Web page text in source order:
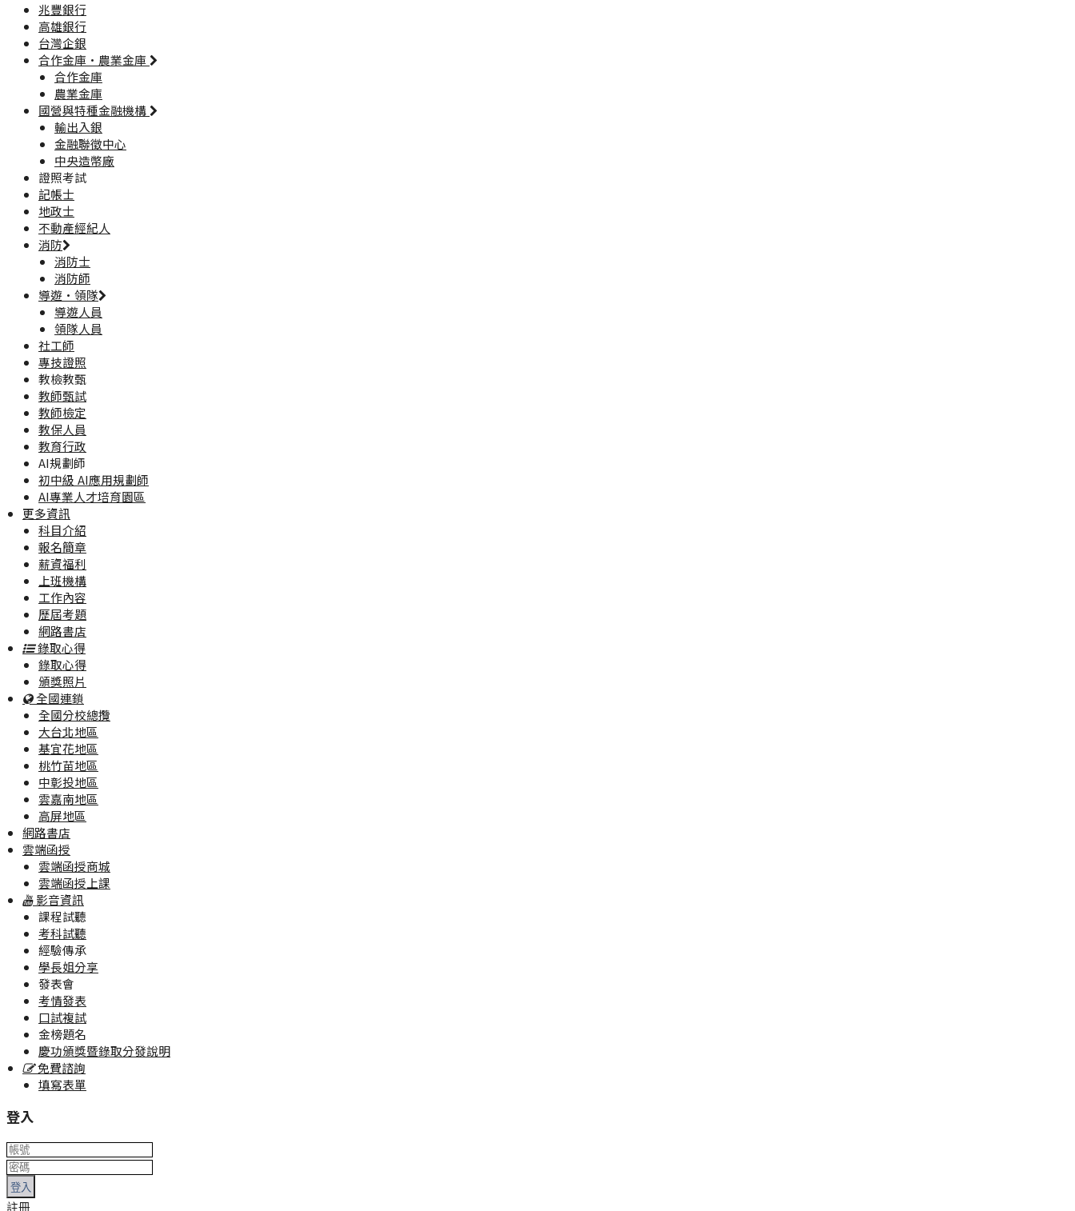
兆豐銀行
高雄銀行
台灣企銀
合作金庫·農業金庫
合作金庫
農業金庫
國營與特種金融機構
輸出入銀
金融聯徵中心
中央造幣廠
證照考試
記帳士
地政士
不動產經紀人
消防
消防士
消防師
導遊·領隊
導遊人員
領隊人員
社工師
專技證照
教檢教甄
教師甄試
教師檢定
教保人員
教育行政
AI規劃師
初中級 AI應用規劃師
AI專業人才培育園區
更多資訊
科目介紹
報名簡章
薪資福利
上班機構
工作內容
歷屆考題
網路書店
錄取心得
錄取心得
頒獎照片
全國連鎖
全國分校總攬
大台北地區
基宜花地區
桃竹苗地區
中彰投地區
雲嘉南地區
高屏地區
網路書店
雲端函授
雲端函授商城
雲端函授上課
影音資訊
課程試聽
考科試聽
經驗傳承
學長姐分享
發表會
考情發表
口試複試
金榜題名
慶功頒獎暨錄取分發說明
免費諮詢
填寫表單
登入
登入
註冊